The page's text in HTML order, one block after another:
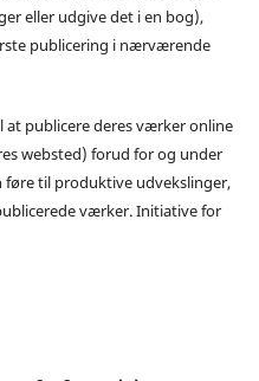
eller udgive det i en bog),
publicering i nærværende
publicere deres værker online
websted) forud for og under
føre til produktive udvekslinger,
værker. Initiative for